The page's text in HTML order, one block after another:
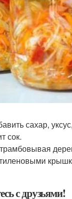
сахар,
сок.
с друзьями!